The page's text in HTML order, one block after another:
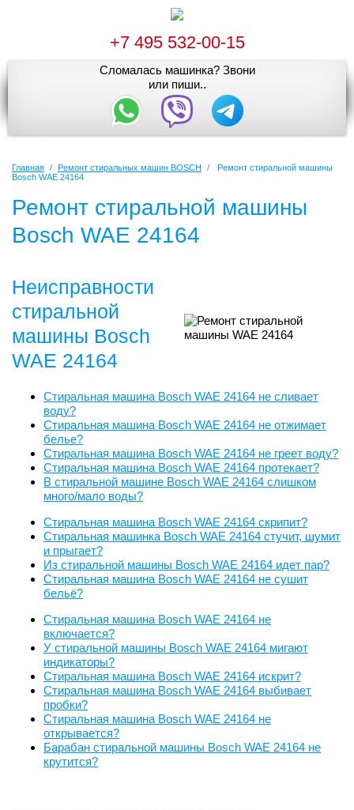
+7 495 532-00-15
Сломалась машинка? Звони
или пиши..
Главная / Ремонт стиральных машин BOSCH /
Ремонт стиральной машины
Bosch WAE 24164
Ремонт стиральной машины
Bosch WAE 24164
Неисправности
стиральной
машины Bosch
WAE 24164
Стиральная машина Bosch WAE 24164 не сливает
воду?
Стиральная машина Bosch WAE 24164 не отжимает
белье?
Стиральная машина Bosch WAE 24164 не греет воду?
Стиральная машина Bosch WAE 24164 протекает?
В стиральной машине Bosch WAE 24164 слишком
много/мало воды?
Стиральная машина Bosch WAE 24164 скрипит?
Стиральная машинка Bosch WAE 24164 стучит, шумит
и прыгает?
Из стиральной машины Bosch WAE 24164 идет пар?
Стиральная машина Bosch WAE 24164 не сушит
бельё?
Стиральная машина Bosch WAE 24164 не
включается?
У стиральной машины Bosch WAE 24164 мигают
индикаторы?
Стиральная машина Bosch WAE 24164 искрит?
Стиральная машина Bosch WAE 24164 выбивает
пробки?
Стиральная машина Bosch WAE 24164 не
открывается?
Барабан стиральной машины Bosch WAE 24164 не
крутится?